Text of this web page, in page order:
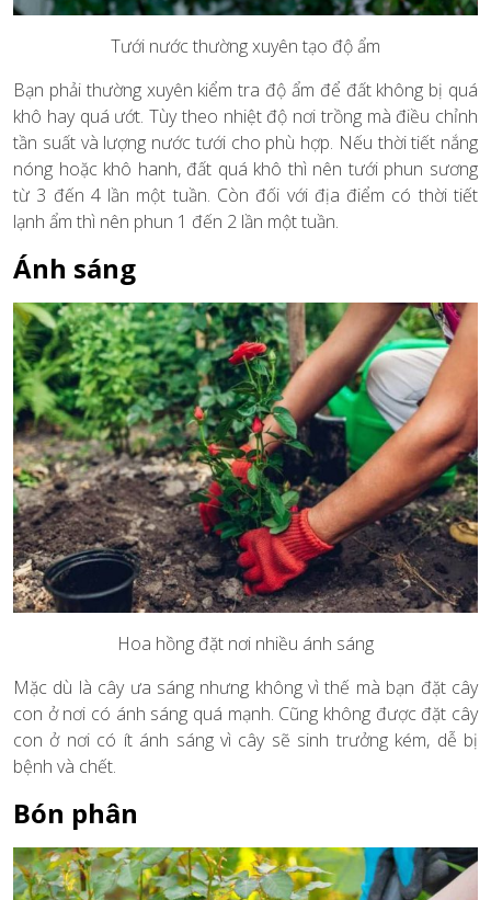
Tưới nước thường xuyên tạo độ ẩm
Bạn phải thường xuyên kiểm tra độ ẩm để đất không bị quá
khô hay quá ướt. Tùy theo nhiệt độ nơi trồng mà điều chỉnh
tần suất và lượng nước tưới cho phù hợp. Nếu thời tiết nắng
nóng hoặc khô hanh, đất quá khô thì nên tưới phun sương
từ 3 đến 4 lần một tuần. Còn đối với địa điểm có thời tiết
lạnh ẩm thì nên phun 1 đến 2 lần một tuần.
Ánh sáng
Hoa hồng đặt nơi nhiều ánh sáng
Mặc dù là cây ưa sáng nhưng không vì thế mà bạn đặt cây
con ở nơi có ánh sáng quá mạnh. Cũng không được đặt cây
con ở nơi có ít ánh sáng vì cây sẽ sinh trưởng kém, dễ bị
bệnh và chết.
Bón phân